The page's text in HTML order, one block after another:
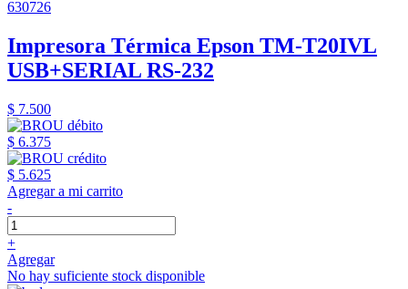
630726
Impresora Térmica Epson TM-T20IVL
USB+SERIAL RS-232
$ 7.500
$ 6.375
$ 5.625
Agregar a mi carrito
-
+
Agregar
No hay suficiente stock disponible